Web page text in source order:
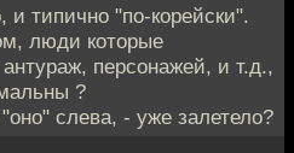
и типично "по-корейски".
люди которые
персонажей, и т.д.,
?
слева, - уже залетело?